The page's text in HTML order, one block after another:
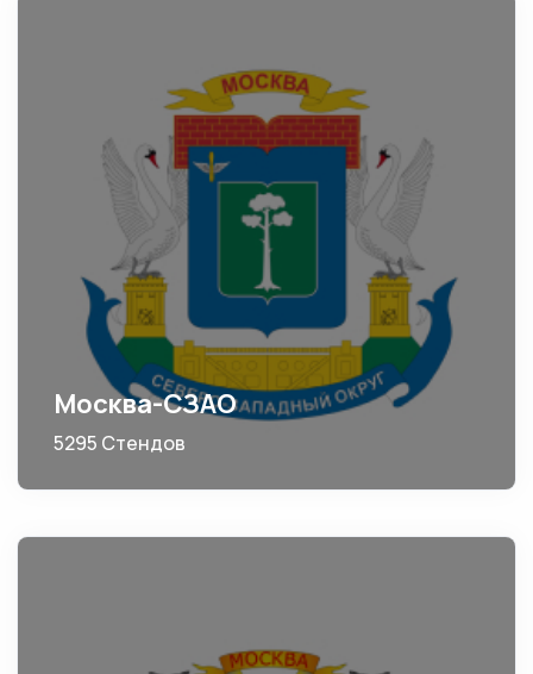
Москва-СЗАО
5295 Стендов